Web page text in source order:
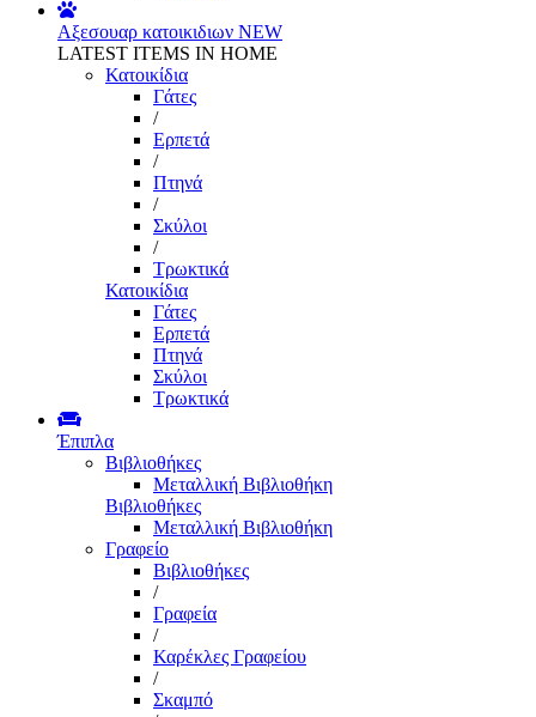
Αξεσουαρ κατοικιδιων NEW
LATEST ITEMS IN HOME
Κατοικίδια
Γάτες
/
Ερπετά
/
Πτηνά
/
Σκύλοι
/
Τρωκτικά
Κατοικίδια
Γάτες
Ερπετά
Πτηνά
Σκύλοι
Τρωκτικά
Έπιπλα
Βιβλιοθήκες
Μεταλλική Βιβλιοθήκη
Βιβλιοθήκες
Μεταλλική Βιβλιοθήκη
Γραφείο
Βιβλιοθήκες
/
Γραφεία
/
Καρέκλες Γραφείου
/
Σκαμπό